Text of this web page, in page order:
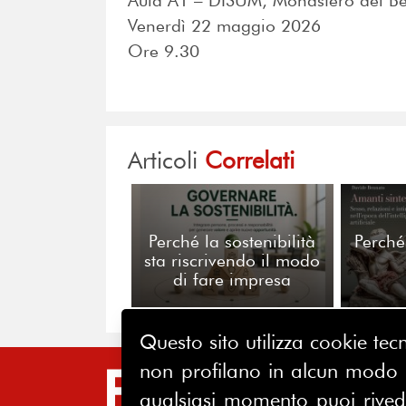
Venerdì 22 maggio 2026
Ore 9.30
Articoli Correlati
Perché la sostenibilità
sta riscrivendo il modo
di fare impresa
Questo sito utilizza cookie
non profilano in alcun modo
qualsiasi momento puoi